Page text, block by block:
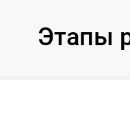
Этапы